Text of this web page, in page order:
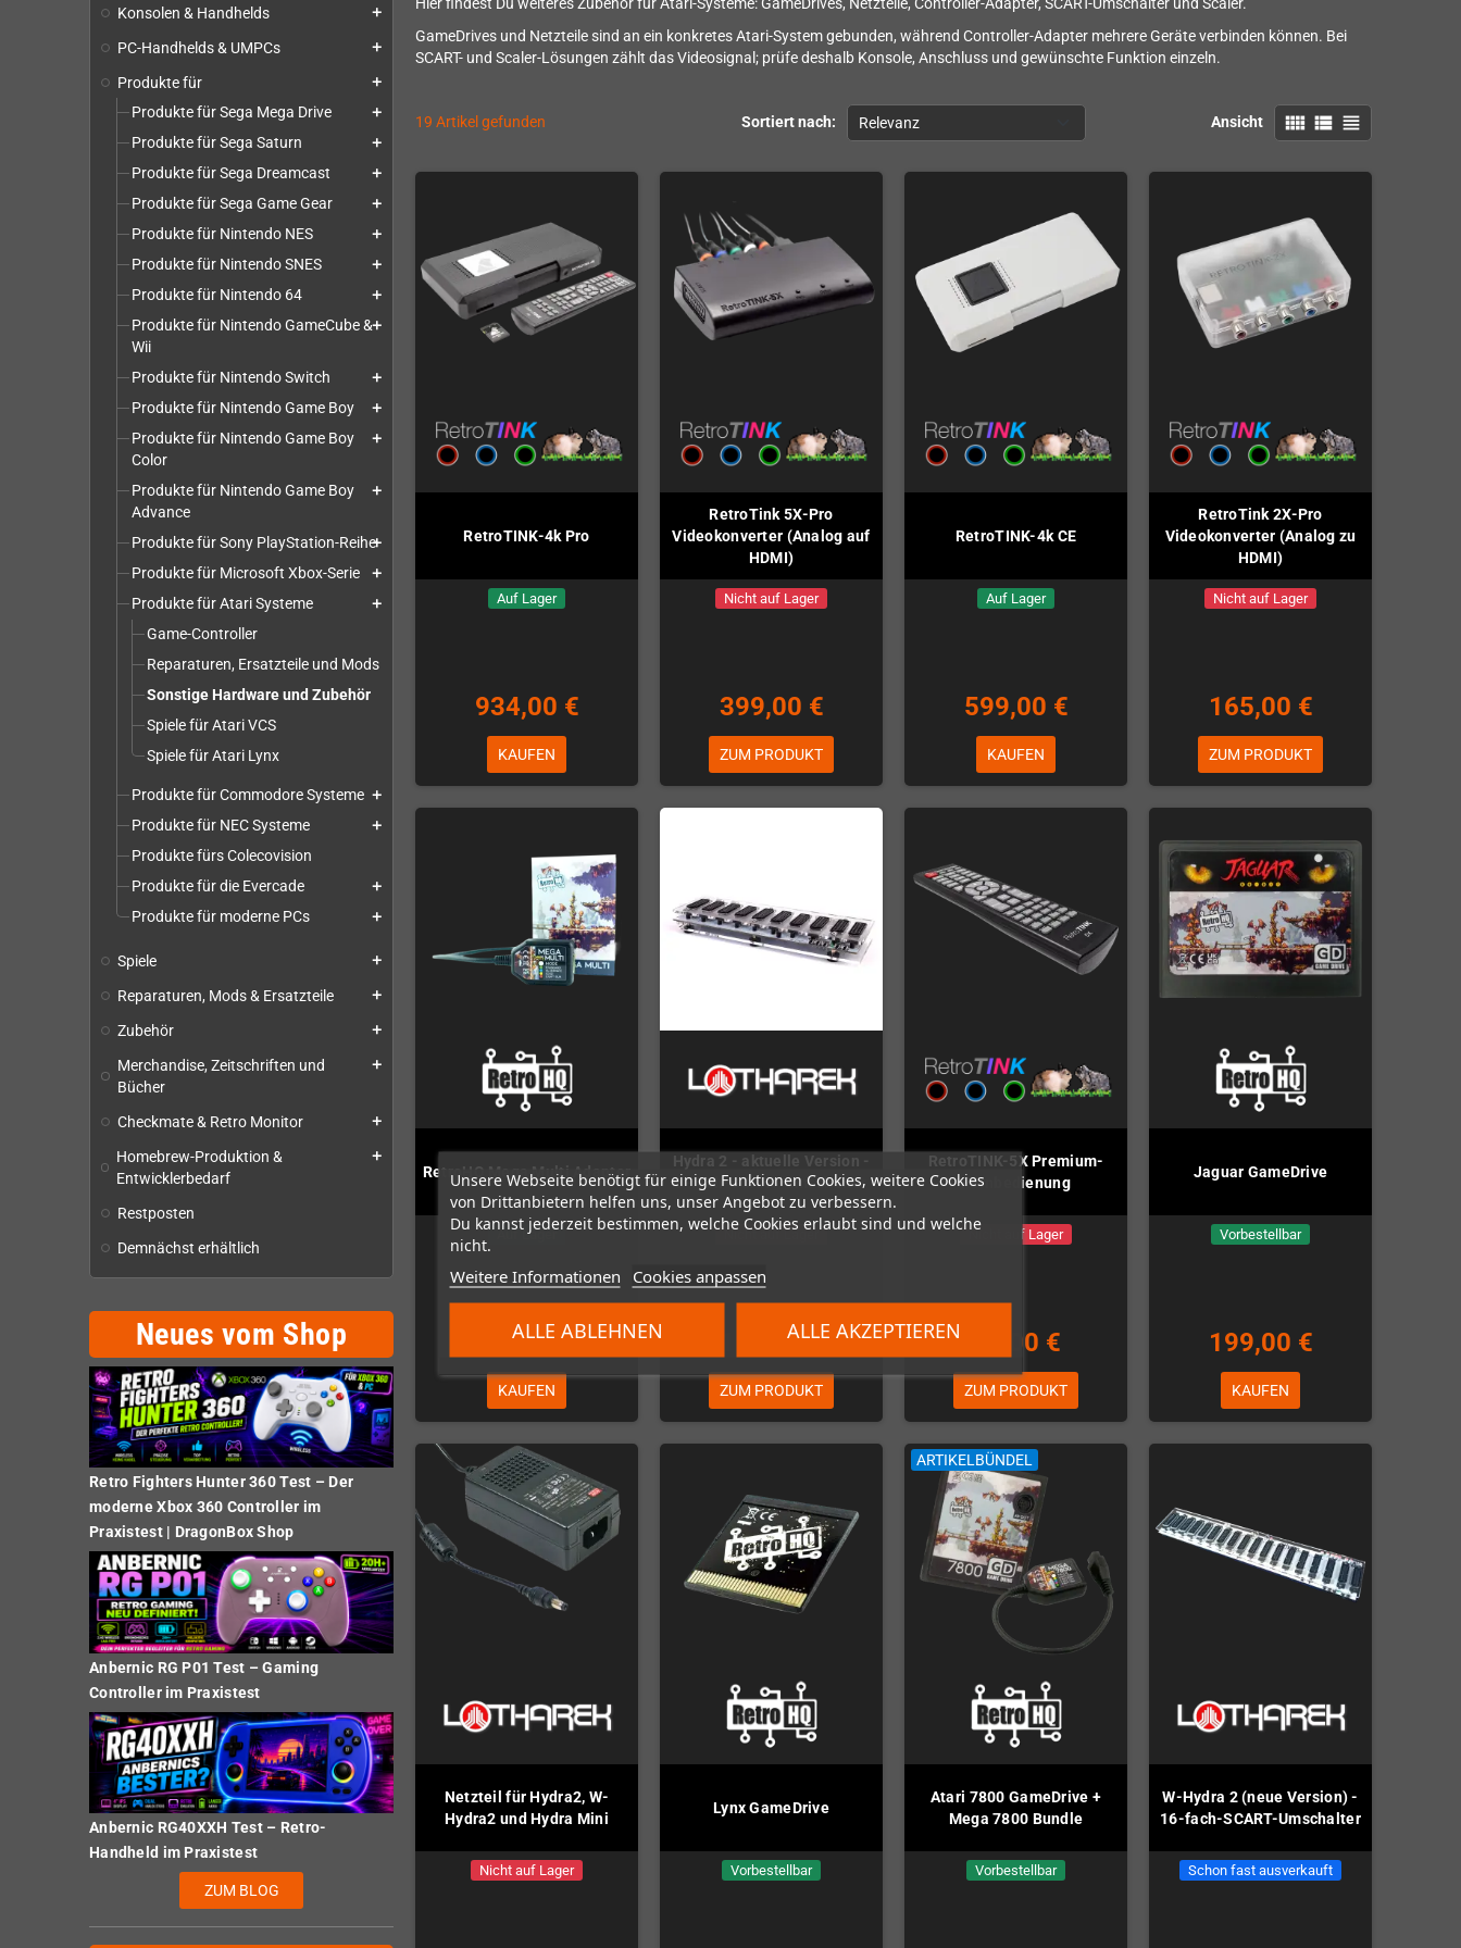
Unsere Webseite benötigt für einige Funktionen Cookies, weitere Cookies
von Drittanbietern helfen uns, unser Angebot zu verbessern.
Du kannst jederzeit bestimmen, welche Cookies erlaubt sind und welche
nicht.
Weitere Informationen Cookies anpassen
ALLE ABLEHNEN ALLE AKZEPTIEREN
Konsolen & Handhelds add
PC-Handhelds & UMPCs add
Produkte für add
Produkte für Sega Mega Drive add
Produkte für Sega Saturn add
Produkte für Sega Dreamcast add
Produkte für Sega Game Gear add
Produkte für Nintendo NES add
Produkte für Nintendo SNES add
Produkte für Nintendo 64 add
Produkte für Nintendo GameCube &
Wii
add
Produkte für Nintendo Switch add
Produkte für Nintendo Game Boy add
Produkte für Nintendo Game Boy
Color
add
Produkte für Nintendo Game Boy
Advance
add
Produkte für Sony PlayStation-Reiheadd
Produkte für Microsoft Xbox-Serie add
Produkte für Atari Systeme add
Game-Controller
Reparaturen, Ersatzteile und Mods
Sonstige Hardware und Zubehör
Spiele für Atari VCS
Spiele für Atari Lynx
Produkte für Commodore Systeme add
Produkte für NEC Systeme add
Produkte fürs Colecovision
Produkte für die Evercade
add
Produkte für moderne PCs add
Spiele add
Reparaturen, Mods & Ersatzteile add
Zubehör add
Merchandise, Zeitschriften und
Bücher
add
Checkmate & Retro Monitor add
Homebrew-Produktion &
Entwicklerbedarf
add
Restposten
Demnächst erhältlich
Neues vom Shop
Retro Fighters Hunter 360 Test – Der
moderne Xbox 360 Controller im
Praxistest | DragonBox Shop
Anbernic RG P01 Test – Gaming
Controller im Praxistest
Anbernic RG40XXH Test – Retro-
Handheld im Praxistest
ZUM BLOG
Hier findest Du weiteres Zubehör für Atari-Systeme: GameDrives, Netzteile, Controller-Adapter, SCART-Umschalter und Scaler.
GameDrives und Netzteile sind an ein konkretes Atari-System gebunden, während Controller-Adapter mehrere Geräte verbinden können. Bei
SCART- und Scaler-Lösungen zählt das Videosignal; prüfe deshalb Konsole, Anschluss und gewünschte Funktion einzeln.
Sortiert nach: Relevanz Ansicht view_comfy view_list view_headline
19 Artikel gefunden
RetroTINK-4k Pro
Auf Lager
934,00 €
KAUFEN
RetroTink 5X-Pro
Videokonverter (Analog auf
HDMI)
Nicht auf Lager
399,00 €
ZUM PRODUKT
RetroTINK-4k CE
Auf Lager
599,00 €
KAUFEN
RetroTink 2X-Pro
Videokonverter (Analog zu
HDMI)
Nicht auf Lager
165,00 €
ZUM PRODUKT
RetroHQ Mega Multi Adapter
Auf Lager
26,00 €
KAUFEN
Hydra 2 - aktuelle Version -
8-fach-SCART-Umschalter
Nicht auf Lager
196,00 €
ZUM PRODUKT
RetroTINK-5X Premium-
Fernbedienung
Nicht auf Lager
39,00 €
ZUM PRODUKT
Jaguar GameDrive
Vorbestellbar
199,00 €
KAUFEN
Netzteil für Hydra2, W-
Hydra2 und Hydra Mini
Nicht auf Lager
Lynx GameDrive
Vorbestellbar
ARTIKELBÜNDEL
Atari 7800 GameDrive +
Mega 7800 Bundle
Vorbestellbar
W-Hydra 2 (neue Version) -
16-fach-SCART-Umschalter
Schon fast ausverkauft